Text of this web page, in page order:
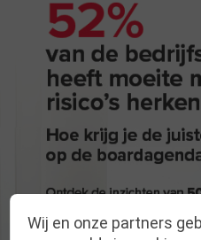
Wij en onze partners